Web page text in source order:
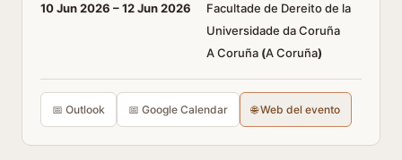
10 Jun 2026 –12 Jun 2026
Facultade de Dereito de la
Universidade da Coruña
A Coruña (A Coruña)
📅 Outlook 📅 Google Calendar 🌐 Web del evento